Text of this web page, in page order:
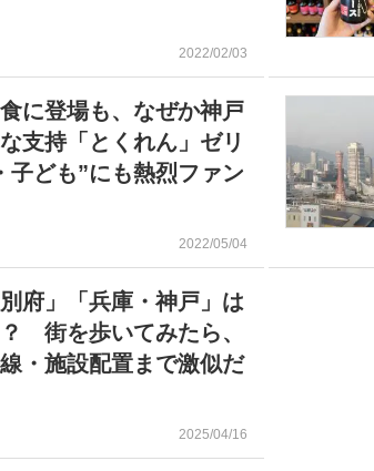
2022/02/03
に登場も、なぜか神戸
支持「とくれん」ゼリ
ども”にも熱烈ファン
2022/05/04
別府」「兵庫・神戸」は
街を歩いてみたら、
・施設配置まで激似だ
2025/04/16